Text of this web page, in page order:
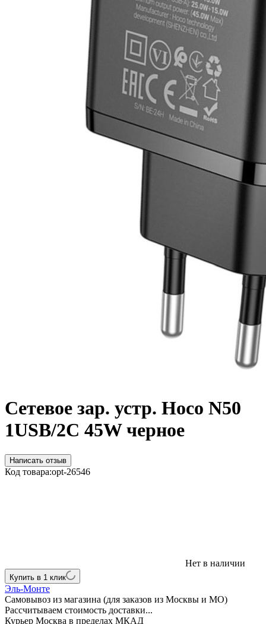
Сетевое зар. устр. Hoco N50
1USB/2С 45W черное
Написать отзыв
Код товара:opt-26546
Нет в наличии
Купить в 1 клик
Эль-Монте
Самовывоз из магазина (для заказов из Москвы и МО)
Рассчитываем стоимость доставки...
Курьер Москва в пределах МКАД